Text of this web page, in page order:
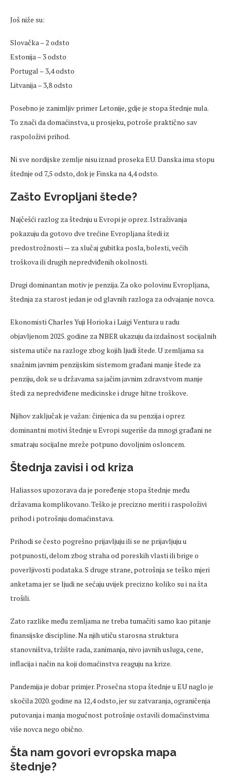
Još niže su:
Slovačka – 2 odsto
Estonija – 3 odsto
Portugal – 3,4 odsto
Litvanija – 3,8 odsto
Posebno je zanimljiv primer Letonije, gdje je stopa štednje nula.
To znači da domaćinstva, u prosjeku, potroše praktično sav
raspoloživi prihod.
Ni sve nordijske zemlje nisu iznad proseka EU. Danska ima stopu
štednje od 7,5 odsto, dok je Finska na 4,4 odsto.
Zašto Evropljani štede?
Najčešći razlog za štednju u Evropi je oprez. Istraživanja
pokazuju da gotovo dve trećine Evropljana štedi iz
predostrožnosti — za slučaj gubitka posla, bolesti, većih
troškova ili drugih nepredviđenih okolnosti.
Drugi dominantan motiv je penzija. Za oko polovinu Evropljana,
štednja za starost jedan je od glavnih razloga za odvajanje novca.
Ekonomisti Charles Yuji Horioka i Luigi Ventura u radu
objavljenom 2025. godine za NBER ukazuju da izdašnost socijalnih
sistema utiče na razloge zbog kojih ljudi štede. U zemljama sa
snažnim javnim penzijskim sistemom građani manje štede za
penziju, dok se u državama sa jačim javnim zdravstvom manje
štedi za nepredviđene medicinske i druge hitne troškove.
Njihov zaključak je važan: činjenica da su penzija i oprez
dominantni motivi štednje u Evropi sugeriše da mnogi građani ne
smatraju socijalne mreže potpuno dovoljnim osloncem.
Štednja zavisi i od kriza
Haliassos upozorava da je poređenje stopa štednje među
državama komplikovano. Teško je precizno meriti i raspoloživi
prihod i potrošnju domaćinstava.
Prihodi se često pogrešno prijavljuju ili se ne prijavljuju u
potpunosti, delom zbog straha od poreskih vlasti ili brige o
poverljivosti podataka. S druge strane, potrošnja se teško mjeri
anketama jer se ljudi ne sećaju uvijek precizno koliko su i na šta
trošili.
Zato razlike među zemljama ne treba tumačiti samo kao pitanje
finansijske discipline. Na njih utiču starosna struktura
stanovništva, tržište rada, zanimanja, nivo javnih usluga, cene,
inflacija i način na koji domaćinstva reaguju na krize.
Pandemija je dobar primjer. Prosečna stopa štednje u EU naglo je
skočila 2020. godine na 12,4 odsto, jer su zatvaranja, ograničenja
putovanja i manja mogućnost potrošnje ostavili domaćinstvima
više novca nego obično.
Šta nam govori evropska mapa
štednje?